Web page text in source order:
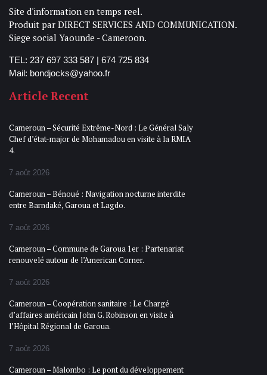
Site d'information en temps reel.
Produit par DIRECT SERVICES AND COMMUNICATION.
Siege social Yaounde - Cameroon.
TEL: 237 697 333 587 | 674 725 834
Mail: bondjocks@yahoo.fr
Article Recent
Cameroun – Sécurité Extrême-Nord : Le Général Saly
Chef d’état-major de Mohamadou en visite à la RMIA
4.
7 août 2026
Cameroun – Bénoué : Navigation nocturne interdite
entre Barndaké, Garoua et Lagdo.
7 août 2026
Cameroun – Commune de Garoua 1er : Partenariat
renouvelé autour de l’American Corner.
7 août 2026
Cameroun – Coopération sanitaire : Le Chargé
d’affaires américain John G. Robinson en visite à
l’Hôpital Régional de Garoua.
7 août 2026
Cameroun – Malombo : Le pont du développement